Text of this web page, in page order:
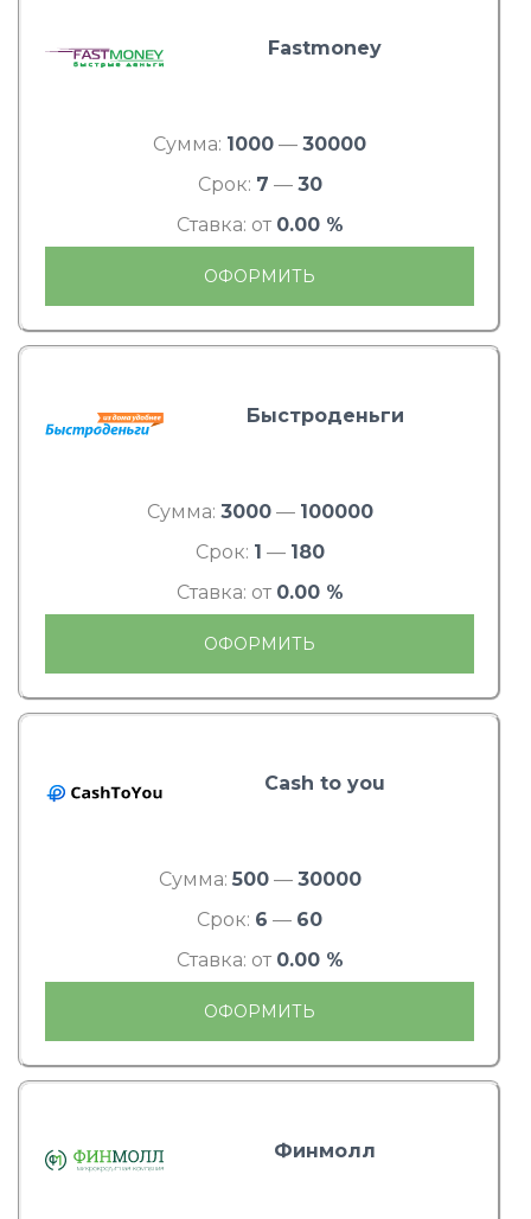
Fastmoney
Сумма: 1000 — 30000
Срок: 7 — 30
Ставка: от 0.00 %
ОФОРМИТЬ
Быстроденьги
Сумма: 3000— 100000
Срок: 1 — 180
Ставка: от 0.00 %
ОФОРМИТЬ
Cash to you
Сумма: 500— 30000
Срок: 6 — 60
Ставка: от 0.00 %
ОФОРМИТЬ
Финмолл